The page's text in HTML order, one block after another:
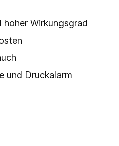
Wirkungsgrad
und Druckalarm